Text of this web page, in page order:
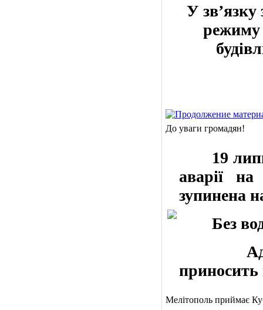
У зв’язку
режиму
До уваги громадян!
19
аварії
на
зупинена
Без
приносить
Мелітополь приймає